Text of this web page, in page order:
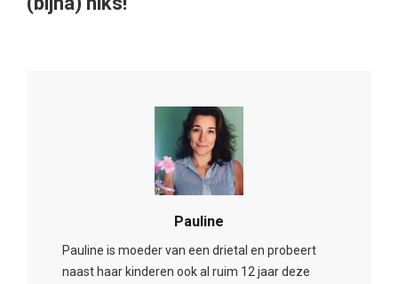
Pauline
Pauline is moeder van een drietal en probeert
naast haar kinderen ook al ruim 12 jaar deze